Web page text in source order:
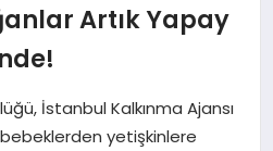
Artık Yapay
İstanbul Kalkınma Ajansı
yetişkinlere